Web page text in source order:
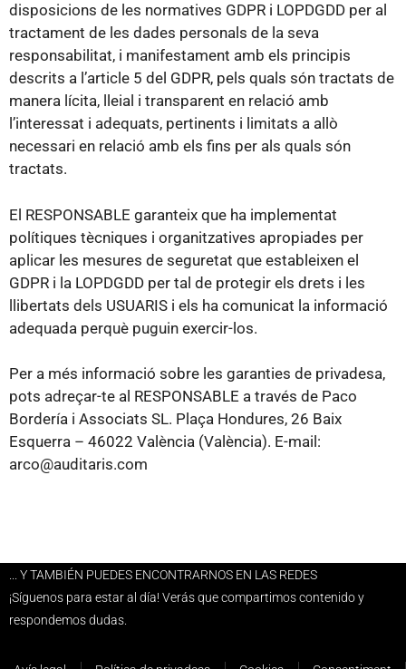
disposicions de les normatives GDPR i LOPDGDD per al
tractament de les dades personals de la seva
responsabilitat, i manifestament amb els principis
descrits a l’article 5 del GDPR, pels quals són tractats de
manera lícita, lleial i transparent en relació amb
l’interessat i adequats, pertinents i limitats a allò
necessari en relació amb els fins per als quals són
tractats.
El RESPONSABLE garanteix que ha implementat
polítiques tècniques i organitzatives apropiades per
aplicar les mesures de seguretat que estableixen el
GDPR i la LOPDGDD per tal de protegir els drets i les
llibertats dels USUARIS i els ha comunicat la informació
adequada perquè puguin exercir-los.
Per a més informació sobre les garanties de privadesa,
pots adreçar-te al RESPONSABLE a través de Paco
Bordería i Associats SL. Plaça Hondures, 26 Baix
Esquerra – 46022 València (València). E-mail:
arco@auditaris.com
... Y TAMBIÉN PUEDES ENCONTRARNOS EN LAS REDES
¡Síguenos para estar al día! Verás que compartimos contenido y
respondemos dudas.